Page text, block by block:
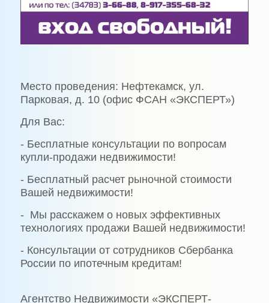
Место проведения: Нефтекамск, ул.
Парковая, д. 10 (офис ФСАН «ЭКСПЕРТ»)
Для Вас:
- Бесплатные консультации по вопросам
купли-продажи недвижимости!
- Бесплатный расчет рыночной стоимости
Вашей недвижимости!
- Мы расскажем о новых эффективных
технологиях продажи Вашей недвижимости!
- Консультации от сотрудников Сбербанка
России по ипотечным кредитам!
Агентство Недвижимости «ЭКСПЕРТ-